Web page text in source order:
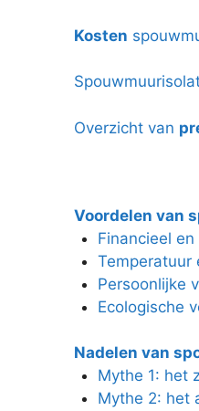
Kosten
Overzicht van
Voordelen van
Financieel
Temperatuur
Persoonlijke
Ecologische
Nadelen van
Mythe 1: het
Mythe 2: het